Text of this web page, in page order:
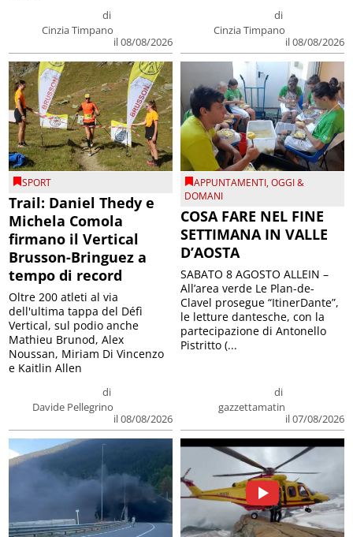
di
Cinzia Timpano
il 08/08/2026
di
Cinzia Timpano
il 08/08/2026
SPORT
Trail: Daniel Thedy e
Michela Comola
firmano il Vertical
Brusson-Bringuez a
tempo di record
di
Davide Pellegrino
il 08/08/2026
Oltre 200 atleti al via
dell'ultima tappa del Défì
Vertical, sul podio anche
Mathieu Brunod, Alex
Noussan, Miriam Di Vincenzo
e Kaitlin Allen
APPUNTAMENTI,OGGI &
DOMANI
COSA FARE NEL FINE
SETTIMANA IN VALLE
D’AOSTA
di
gazzettamatin
il 07/08/2026
SABATO 8 AGOSTO ALLEIN –
All’area verde Le Plan-de-
Clavel prosegue “ItinerDante”,
le letture dantesche, con la
partecipazione di Antonello
Pistritto (...